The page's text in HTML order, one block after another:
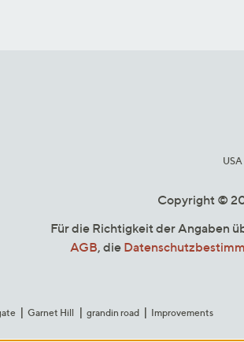
USA
Copyright ©
Für die Richtigkeit der Angaben
AGB, die
Garnet Hill grandin road Improvements